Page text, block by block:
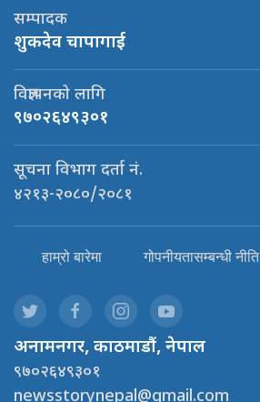
सम्पादक
शुकदेव चापागाई
विज्ञापनको लागि
९७०२६४९३०१
सूचना विभाग दर्ता नं.
४२१३-२०८०/२०८१
हाम्रो बारेमा गोपनीयतासम्बन्धी नीति
अनामनगर, काठमाडौं, नेपाल
९७०२६४९३०१
newsstorynepal@gmail.com